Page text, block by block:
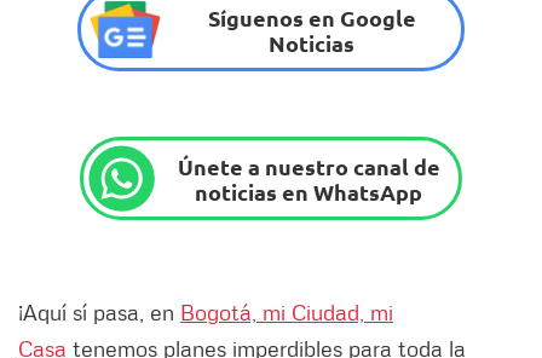
Síguenos en Google
Noticias
Únete a nuestro canal de
noticias en WhatsApp
¡Aquí sí pasa, en Bogotá, mi Ciudad, mi
Casa tenemos planes imperdibles para toda la